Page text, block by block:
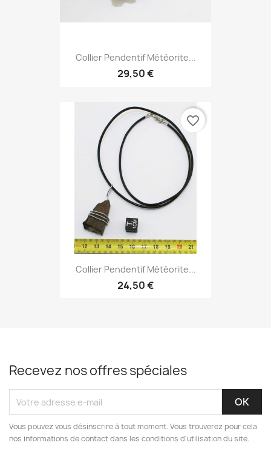
Collier Pendentif Météorite...
29,50 €
Collier Pendentif Météorite...
24,50 €
favorite_border
Recevez nos offres spéciales
Vous pouvez vous désinscrire à tout moment. Vous trouverez pour cela
nos informations de contact dans les conditions d'utilisation du site.